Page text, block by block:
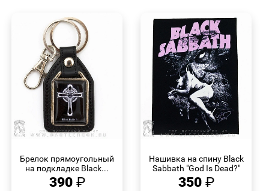
Брелок прямоугольный
на подкладке Black...
390 ₽
Нашивка на спину Black
Sabbath "God Is Dead?"
350 ₽